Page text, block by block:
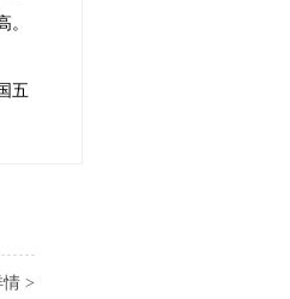
。
五
情 >